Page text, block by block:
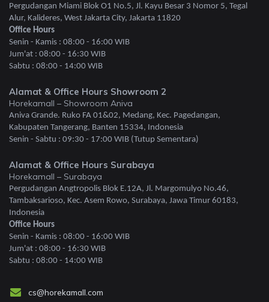
Pergudangan Miami Blok O1 No.5, Jl. Kayu Besar 3 Nomor 5, Tegal
Alur, Kalideres, West Jakarta City, Jakarta 11820
Office Hours
Senin - Kamis : 08:00 - 16:00 WIB
Jum'at : 08:00 - 16:30 WIB
Sabtu : 08:00 - 14:00 WIB
Alamat & Office Hours Showroom 2
Horekamall – Showroom Aniva
Aniva Grande. Ruko FA 01&02, Medang, Kec. Pagedangan,
Kabupaten Tangerang, Banten 15334, Indonesia
Senin - Sabtu : 09:30 - 17:00 WIB (Tutup Sementara)
Alamat & Office Hours Surabaya
Horekamall – Surabaya
Pergudangan Angtropolis Blok E.12A, Jl. Margomulyo No.46,
Tambaksarioso, Kec. Asem Rowo, Surabaya, Jawa Timur 60183,
Indonesia
Office Hours
Senin - Kamis : 08:00 - 16:00 WIB
Jum'at : 08:00 - 16:30 WIB
Sabtu : 08:00 - 14:00 WIB
cs@horekamall.com